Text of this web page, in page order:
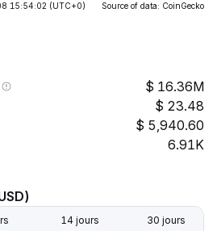
15:54:02 (UTC+0) Source of data: CoinGecko
16.36M
23.48
5,940.60
6.91K
14 jours 30 jours